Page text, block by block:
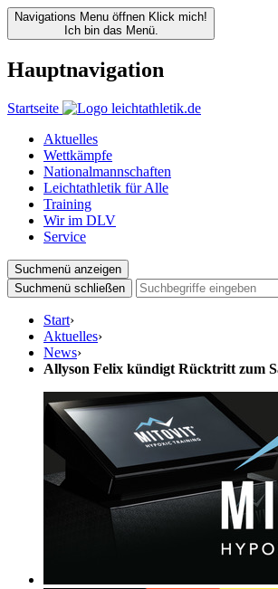
Navigations Menu öffnen Klick mich!
Ich bin das Menü.
Hauptnavigation
Startseite
Aktuelles
Wettkämpfe
Nationalmannschaften
Leichtathletik für Alle
Training
Wir im DLV
Service
Suchmenü anzeigen
Suchmenü schließen
Start›
Aktuelles›
News›
Allyson Felix kündigt Rücktritt zum